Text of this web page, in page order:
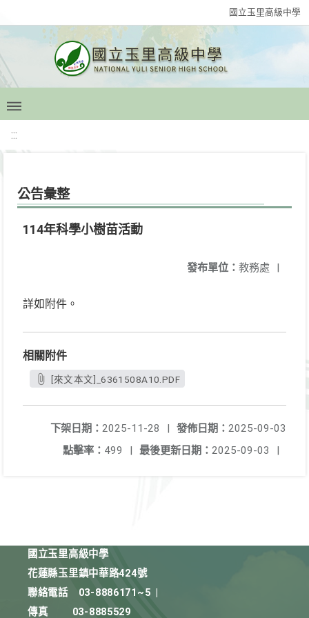
國立玉里高級中學
:::
公告彙整
114年科學小樹苗活動
發布單位： 教務處 |
詳如附件。
相關附件
[來文本文]_6361508A10.PDF
發佈日期： 2025-09-03
下架日期： 2025-11-28
|
最後更新日期： 2025-09-03 |
點擊率： 499 |
國立玉里高級中學
花蓮縣玉里鎮中華路424號
聯絡電話
03-8886171~5
傳真
03-8885529